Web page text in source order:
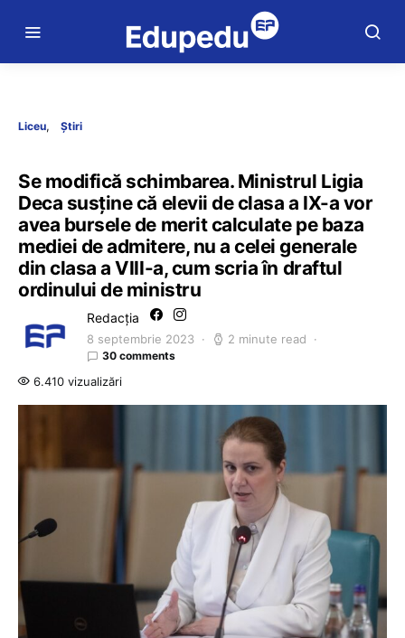
Liceu Știri
Se modifică schimbarea. Ministrul Ligia
Deca susține că elevii de clasa a IX-a vor
avea bursele de merit calculate pe baza
mediei de admitere, nu a celei generale
din clasa a VIII-a, cum scria în draftul
ordinului de ministru
Redacția
8 septembrie 2023 2 minute read
30 comments
6.410 vizualizări